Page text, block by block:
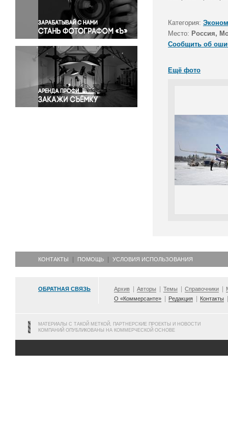
Правосудие
Происшествия и конфликты
Религия
Светская жизнь
Спорт
Экология
Экономика и бизнес
Категория:
Место: Россия,
Сообщить об
Ещё фото
КОНТАКТЫ ПОМОЩЬ УСЛОВИЯ ИСПОЛЬЗОВАНИЯ
ОБРАТНАЯ СВЯЗЬ Архив Авторы Темы Справочники
О «Коммерсанте»
Редакция Контакты
МАТЕРИАЛЫ С ТАКОЙ МЕТКОЙ, ПАРТНЕРСКИЕ ПРОЕКТЫ И НОВОСТИ
КОМПАНИЙ ОПУБЛИКОВАНЫ НА КОММЕРЧЕСКОЙ ОСНОВЕ